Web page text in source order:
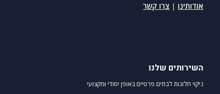
אודותינו | צרו קשר
השירותים שלנו
ניקוי חלונות לבתים פרטיים באופן יסודי ומקצועי